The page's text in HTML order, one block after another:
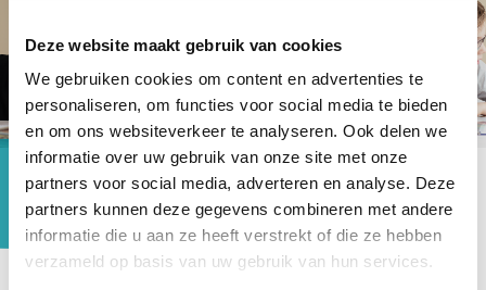
Deze website maakt gebruik van cookies
We gebruiken cookies om content en advertenties te
personaliseren, om functies voor social media te bieden
en om ons websiteverkeer te analyseren. Ook delen we
informatie over uw gebruik van onze site met onze
partners voor social media, adverteren en analyse. Deze
partners kunnen deze gegevens combineren met andere
informatie die u aan ze heeft verstrekt of die ze hebben
verzameld op basis van uw gebruik van hun services.
Naar UniKidz Steiger
Ophalen scholen